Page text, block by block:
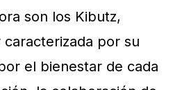
son los Kibutz,
caracterizada por su
el bienestar de cada